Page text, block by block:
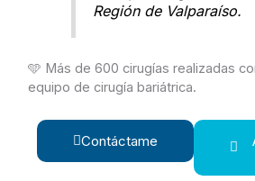
Región de Valparaíso.
🩵 Más de 600 cirugías realizadas
equipo de cirugía bariátrica.
Contáctame